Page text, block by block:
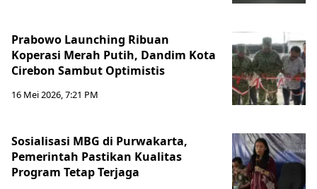
Prabowo Launching Ribuan
Koperasi Merah Putih, Dandim Kota
Cirebon Sambut Optimistis
16 Mei 2026, 7:21 PM
Sosialisasi MBG di Purwakarta,
Pemerintah Pastikan Kualitas
Program Tetap Terjaga